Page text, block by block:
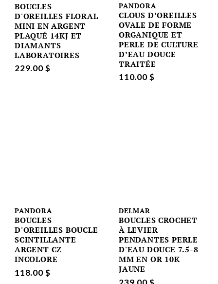
BOUCLES
D'OREILLES FLORAL
MINI EN ARGENT
PLAQUÉ 14KJ ET
DIAMANTS
LABORATOIRES
229.00 $
PANDORA
CLOUS D’OREILLES
OVALE DE FORME
ORGANIQUE ET
PERLE DE CULTURE
D’EAU DOUCE
TRAITÉE
110.00 $
PANDORA
BOUCLES
D'OREILLES BOUCLE
SCINTILLANTE
ARGENT CZ
INCOLORE
118.00 $
DELMAR
BOUCLES CROCHET
À LEVIER
PENDANTES PERLE
D'EAU DOUCE 7.5-8
MM EN OR 10K
JAUNE